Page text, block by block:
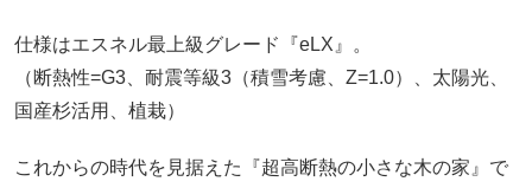
仕様はエスネル最上級グレード『eLX』。
（断熱性=G3、耐震等級3（積雪考慮、Z=1.0）、太陽光、
国産杉活用、植栽）
これからの時代を見据えた『超高断熱の小さな木の家』で